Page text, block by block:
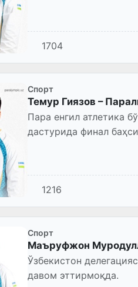
1704
Спорт
Темур Гиязов –
Пара енгил атлетика
дастурида финал
1216
Спорт
Маъруфжон
Ўзбекистон
давом эттирмоқда.